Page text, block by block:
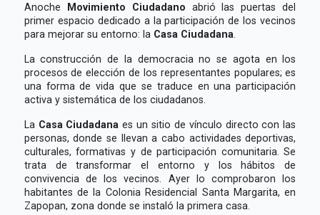
Anoche Movimiento Ciudadano abrió las puertas del
primer espacio dedicado a la participación de los vecinos
para mejorar su entorno: la Casa Ciudadana
La construcción de la democracia no se agota en los
procesos de elección de los representantes populares; es
una forma de vida que se traduce en una participación
activa y sistemática de los ciudadanos.
La Casa Ciudadana es un sitio de vínculo directo con las
personas, donde se llevan a cabo actividades deportivas,
culturales, formativas y de participación comunitaria. Se
trata de transformar el entorno y los hábitos de
convivencia de los vecinos. Ayer lo comprobaron los
habitantes de la Colonia Residencial Santa Margarita, en
Zapopan, zona donde se instaló la primera casa.